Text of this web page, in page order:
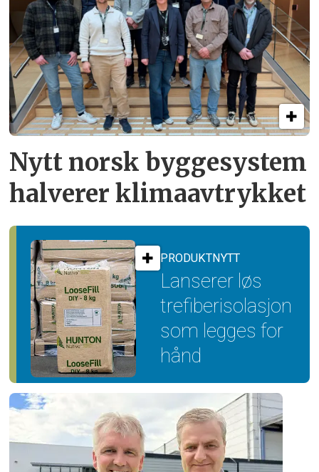
Bestill abonnement
Last ned bladet elektronisk
Nytt norsk byggesystem
halverer klimaavtrykket
PRODUKTNYTT
Lanserer løs
trefiber­isolasjon
som legges for
hånd